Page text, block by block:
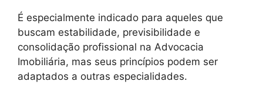
É especialmente indicado para aqueles que
buscam estabilidade, previsibilidade e
consolidação profissional na Advocacia
Imobiliária, mas seus princípios podem ser
adaptados a outras especialidades.